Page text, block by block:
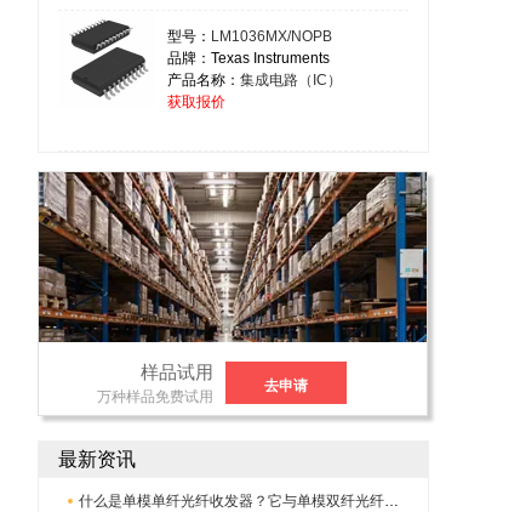
型号： LM1036MX/NOPB
品牌：Texas Instruments
产品名称： 集成电路（IC）
获取报价
样品试用
万种样品免费试用
去申请
最新资讯
什么是单模单纤光纤收发器？它与单模双纤光纤收发器有何不同?